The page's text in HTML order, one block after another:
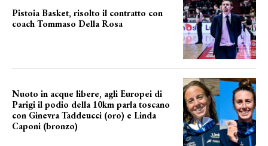
Pistoia Basket, risolto il contratto con
coach Tommaso Della Rosa
Nuoto in acque libere, agli Europei di
Parigi il podio della 10km parla toscano
con Ginevra Taddeucci (oro) e Linda
Caponi (bronzo)